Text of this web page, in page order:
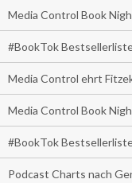
Media Control Book
#BookTok
Media Control ehrt
Media Control Book
#BookTok
Podcast Charts nach